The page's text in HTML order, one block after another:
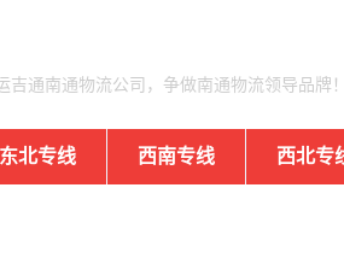
吉通南通物流公司，争做南通物流领导品牌！
东北专线 西南专线 西北专